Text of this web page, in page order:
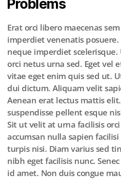
Problems
Erat orci libero maecenas
imperdiet venenatis
neque imperdiet scelerisque.
orci netus urna sed. Eget vel
vitae eget enim quis sed ut.
dui dictum. Aliquam velit
Aenean erat lectus mattis
suspendisse pellent esque
Sit ut velit at urna facilisis
accumsan nulla sapien
turpis nisi. Diam varius sed
nibh eget facilisis nunc.
id amet. Non duis congue